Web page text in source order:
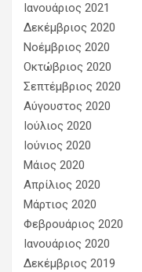
Ιανουάριος 2021
Δεκέμβριος 2020
Νοέμβριος 2020
Οκτώβριος 2020
Σεπτέμβριος 2020
Αύγουστος 2020
Ιούλιος 2020
Ιούνιος 2020
Μάιος 2020
Απρίλιος 2020
Μάρτιος 2020
Φεβρουάριος 2020
Ιανουάριος 2020
Δεκέμβριος 2019